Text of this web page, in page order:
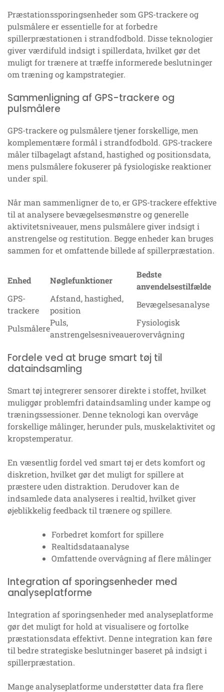
Præstationssporingsenheder som GPS-trackere og
pulsmålere er essentielle for at forbedre
spillerpræstationen i strandfodbold. Disse teknologier
giver værdifuld indsigt i spillerdata, hvilket gør det
muligt for trænere at træffe informerede beslutninger
om træning og kampstrategier.
Sammenligning af GPS-trackere og
pulsmålere
GPS-trackere og pulsmålere tjener forskellige, men
komplementære formål i strandfodbold. GPS-trackere
måler tilbagelagt afstand, hastighed og positionsdata,
mens pulsmålere fokuserer på fysiologiske reaktioner
under spil.
Når man sammenligner de to, er GPS-trackere effektive
til at analysere bevægelsesmønstre og generelle
aktivitetsniveauer, mens pulsmålere giver indsigt i
anstrengelse og restitution. Begge enheder kan bruges
sammen for et omfattende billede af spillerpræstation.
Enhed Nøglefunktioner
Bedste
anvendelsestilfælde
GPS-
trackere
Afstand, hastighed,
position
Bevægelsesanalyse
Pulsmålere
Puls,
anstrengelsesniveauer
Fysiologisk
overvågning
Fordele ved at bruge smart tøj til
dataindsamling
Smart tøj integrerer sensorer direkte i stoffet, hvilket
muliggør problemfri dataindsamling under kampe og
træningssessioner. Denne teknologi kan overvåge
forskellige målinger, herunder puls, muskelaktivitet og
kropstemperatur.
En væsentlig fordel ved smart tøj er dets komfort og
diskretion, hvilket gør det muligt for spillere at
præstere uden distraktion. Derudover kan de
indsamlede data analyseres i realtid, hvilket giver
øjeblikkelig feedback til trænere og spillere.
Forbedret komfort for spillere
Realtidsdataanalyse
Omfattende overvågning af flere målinger
Integration af sporingsenheder med
analyseplatforme
Integration af sporingsenheder med analyseplatforme
gør det muligt for hold at visualisere og fortolke
præstationsdata effektivt. Denne integration kan føre
til bedre strategiske beslutninger baseret på indsigt i
spillerpræstation.
Mange analyseplatforme understøtter data fra flere